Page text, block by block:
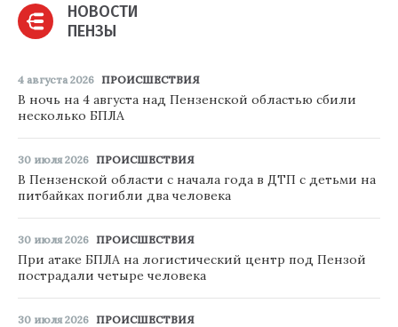
НОВОСТИ
ПЕНЗЫ
4 августа 2026 ПРОИСШЕСТВИЯ
В ночь на 4 августа над Пензенской областью сбили
несколько БПЛА
30 июля 2026 ПРОИСШЕСТВИЯ
В Пензенской области с начала года в ДТП с детьми на
питбайках погибли два человека
30 июля 2026 ПРОИСШЕСТВИЯ
При атаке БПЛА на логистический центр под Пензой
пострадали четыре человека
30 июля 2026 ПРОИСШЕСТВИЯ